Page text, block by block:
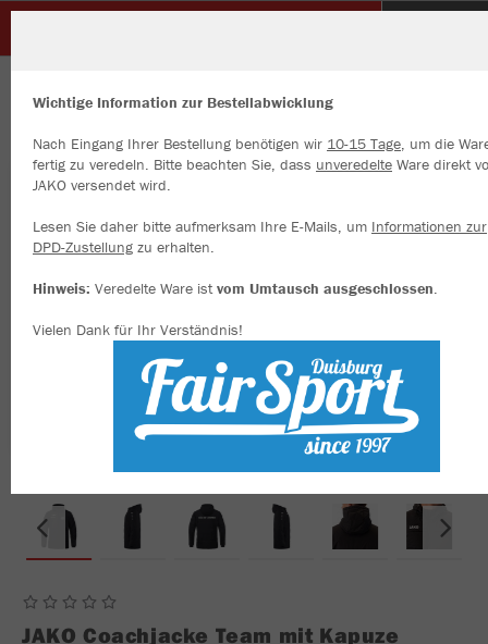
JAKO Coachjacke Team mit Kapuze
Wichtige Information zur Bestellabwicklung
Nach Eingang Ihrer Bestellung benötigen wir 10-15 Tage, um die
fertig zu veredeln. Bitte beachten Sie, dass unveredelte Ware direkt
JAKO versendet wird.
Lesen Sie daher bitte aufmerksam Ihre E-Mails, um Informationen zur
DPD-Zustellung zu erhalten.
Hinweis: Veredelte Ware istvom Umtausch ausgeschlossen.
Vielen Dank für Ihr Verständnis!
Wir verwenden Cookies
Inhalte anzeigen und unsere Website verbessern. Weitere
zu den Cookies findest Du in den Einstellungen.
Alle akzeptieren
Alle ablehnen
mehr Infos
Datenschutz
Impressum